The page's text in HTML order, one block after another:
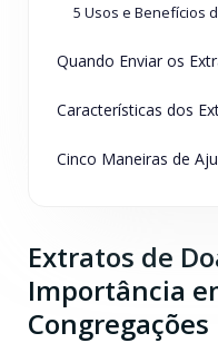
5 Usos e Benefícios
Quando Enviar os
Características dos
Cinco Maneiras de Ajudar a
Extratos de
Importância
Congregações